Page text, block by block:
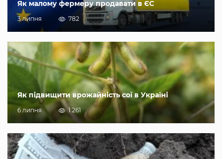
Як малому фермеру продавати в ЄС
3 липня 782
Як підвищити врожайність сої в Україні
6 липня 1 261